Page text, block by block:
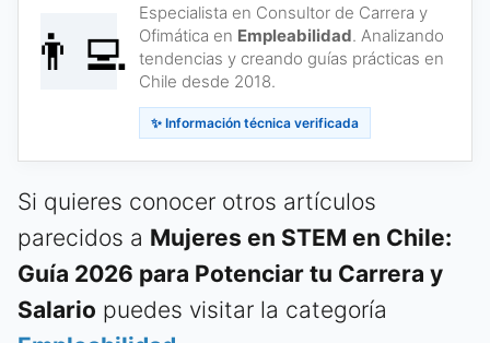
👨‍💻
Especialista en Consultor de Carrera y
Ofimática en Empleabilidad. Analizando
tendencias y creando guías prácticas en
Chile desde 2018.
✨ Información técnica verificada
Si quieres conocer otros artículos
parecidos a Mujeres en STEM en Chile:
Guía 2026 para Potenciar tu Carrera y
Salario puedes visitar la categoría